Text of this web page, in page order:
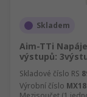
Skladem
Aim-TTi
výstupů:
Skladové číslo RS
Výrobní číslo